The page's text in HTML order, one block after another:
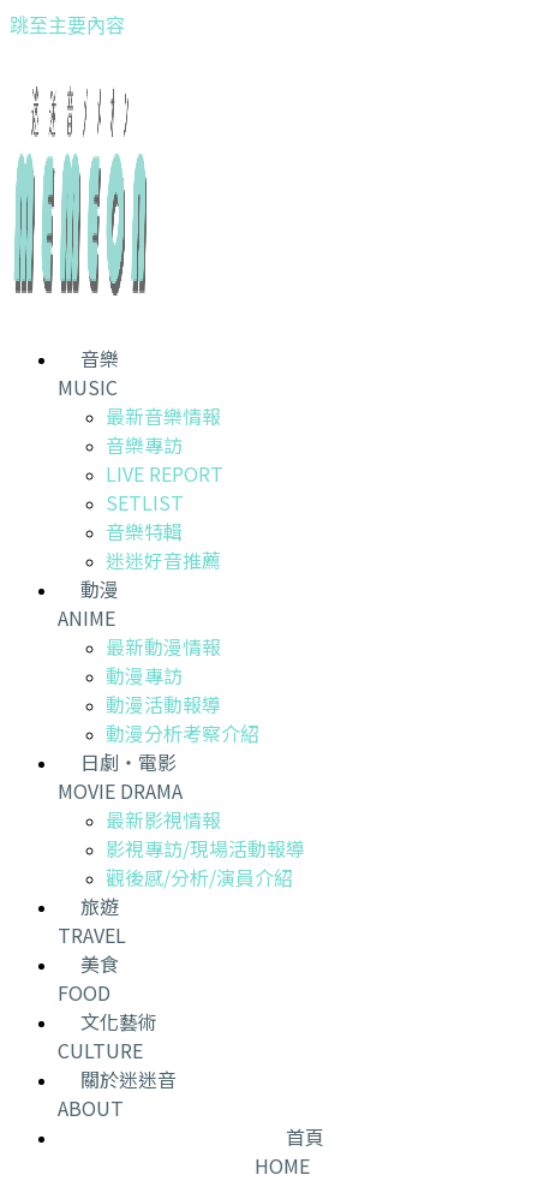
跳至主要內容
音樂
MUSIC
最新音樂情報
音樂專訪
LIVE REPORT
SETLIST
音樂特輯
迷迷好音推薦
動漫
ANIME
最新動漫情報
動漫專訪
動漫活動報導
動漫分析考察介紹
日劇・電影
MOVIE DRAMA
最新影視情報
影視專訪/現場活動報導
觀後感/分析/演員介紹
旅遊
TRAVEL
美食
FOOD
文化藝術
CULTURE
關於迷迷音
ABOUT
首頁
HOME